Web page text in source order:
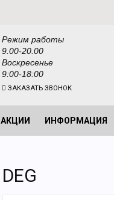
Режим работы
9.00-20.00
Воскресенье
9:00-18:00
ЗАКАЗАТЬ ЗВОНОК
АКЦИИ ИНФОРМАЦИЯ
DEG